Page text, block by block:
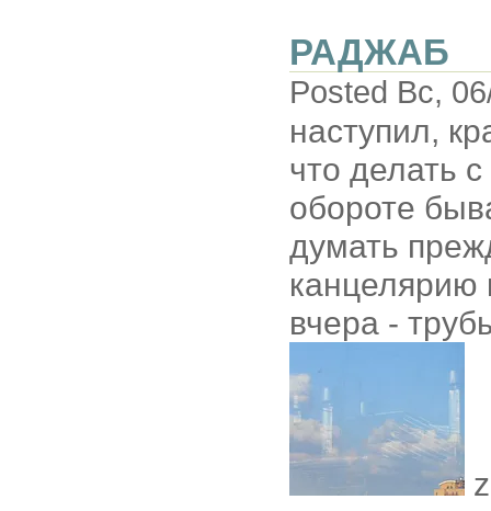
РАДЖАБ
Posted Вс,
наступил,
что делать
обороте
думать
канцелярию
вчера -